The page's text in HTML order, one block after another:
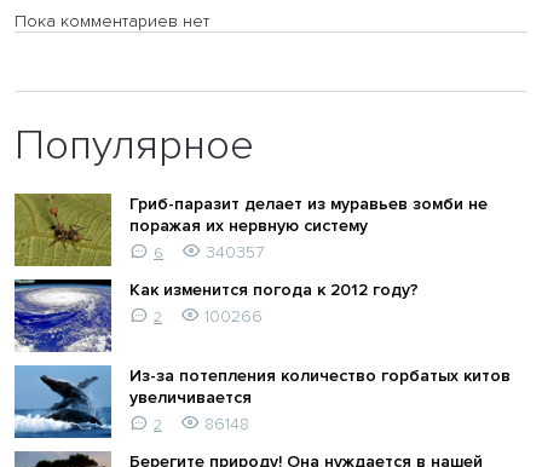
Пока комментариев нет
Популярное
Гриб-паразит делает из муравьев зомби не
поражая их нервную систему
6
340357
Как изменится погода к 2012 году?
2 100266
Из-за потепления количество горбатых китов
увеличивается
2
86148
Берегите природу! Она нуждается в нашей